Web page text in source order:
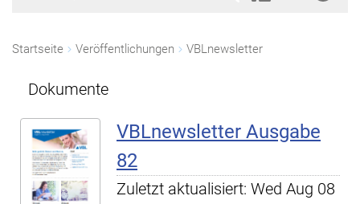
Startseite Veröffentlichungen VBLnewsletter
Dokumente
VBLnewsletter Ausgabe
82
Zuletzt aktualisiert: Wed Aug 08